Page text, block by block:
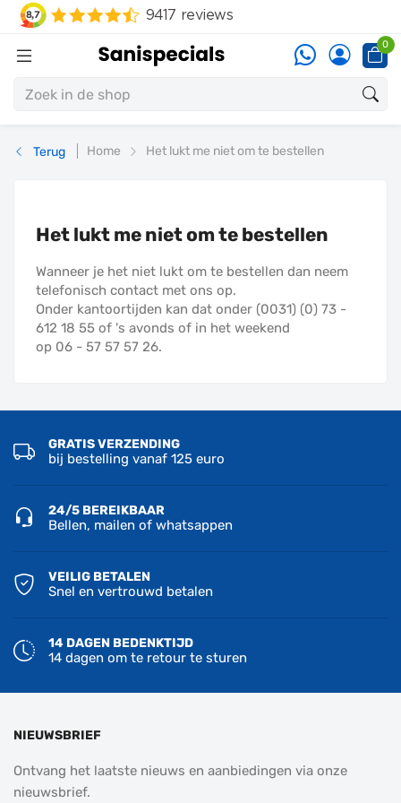
0
Terug Home Het lukt me niet om te bestellen
Het lukt me niet om te bestellen
Wanneer je het niet lukt om te bestellen dan neem
telefonisch contact met ons op.
Onder kantoortijden kan dat onder (0031) (0) 73 -
612 18 55 of 's avonds of in het weekend
op 06 - 57 57 57 26.
GRATIS VERZENDING
bij bestelling vanaf 125 euro
24/5 BEREIKBAAR
Bellen, mailen of whatsappen
VEILIG BETALEN
Snel en vertrouwd betalen
14 DAGEN BEDENKTIJD
14 dagen om te retour te sturen
NIEUWSBRIEF
Ontvang het laatste nieuws en aanbiedingen via onze
nieuwsbrief.